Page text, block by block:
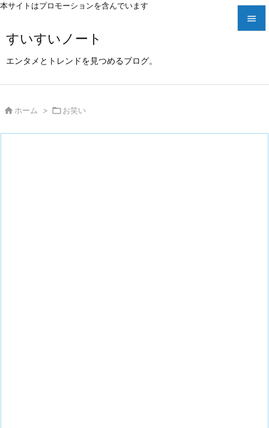
本サイトはプロモーションを含んでいます
すいすいノート
エンタメとトレンドを見つめるブログ。

サイド

 ホーム > お笑い